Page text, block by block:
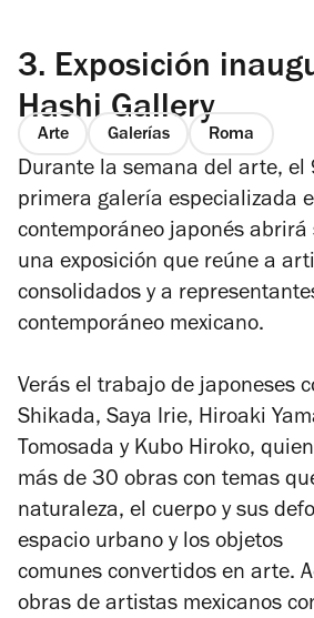
3. Exposición
Hashi Gallery
Arte Galerías Roma
Durante la semana del arte, el
primera galería especializada
contemporáneo japonés abrirá
una exposición que reúne a
consolidados y a
contemporáneo mexicano.
Verás el trabajo de japoneses
Shikada, Saya Irie, Hiroaki
Tomosada y Kubo Hiroko,
más de 30 obras con temas
naturaleza, el cuerpo y sus
espacio urbano y los objetos
comunes convertidos en arte.
obras de artistas mexicanos